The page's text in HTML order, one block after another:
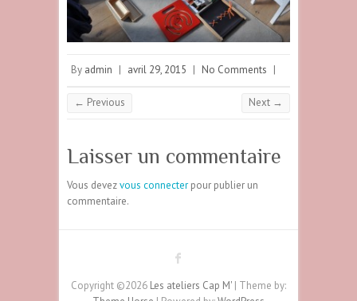
By admin | avril 29, 2015 | No Comments |
← Previous Next →
Laisser un commentaire
Vous devezvous connecter pour publier un
commentaire.
Copyright ©2026 Les ateliers Cap M' | Theme by: